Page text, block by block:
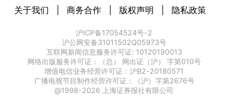
关于我们 商务合作 版权声明 隐私政策
沪ICP备17054524号-2
沪公网安备31011502Q05973号
互联网新闻信息服务许可证: 10120190013
网络出版服务许可证：（总） 网出证（沪） 字第010号
增值电信业务经营许可证：沪B2-20180571
广播电视节目制作经营许可证：（沪）字第2676号
@1998-2026 上海证券报社有限公司